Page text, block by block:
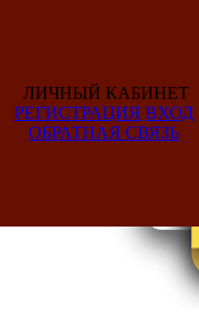
Добро
ЛИЧНЫЙ КАБИНЕТ
РЕГИСТРАЦИЯ ВХОД
ОБРАТНАЯ СВЯЗЬ